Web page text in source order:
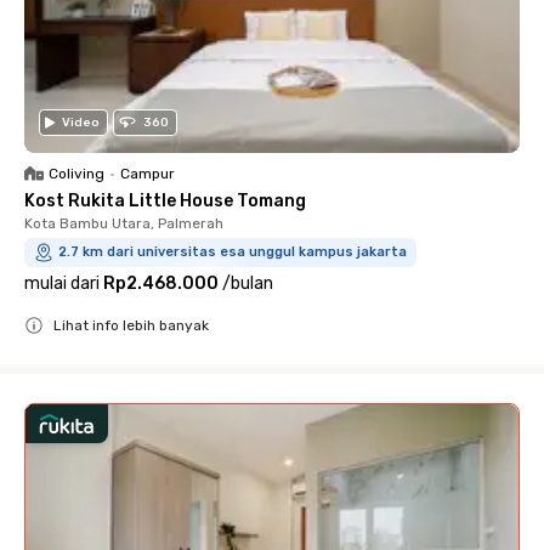
Video 360
Coliving • Campur
Kost Rukita Little House Tomang
Kota Bambu Utara, Palmerah
2.7 km dari universitas esa unggul kampus jakarta
mulai dari Rp2.468.000 /bulan
Lihat info lebih banyak